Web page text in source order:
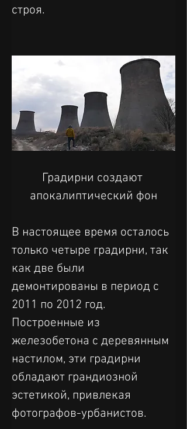
строя.
Градирни создают
апокалиптический фон
В настоящее время осталось
только четыре градирни, так
как две были
демонтированы в период с
2011 по 2012 год.
Построенные из
железобетона с деревянным
настилом, эти градирни
обладают грандиозной
эстетикой, привлекая
фотографов-урбанистов.